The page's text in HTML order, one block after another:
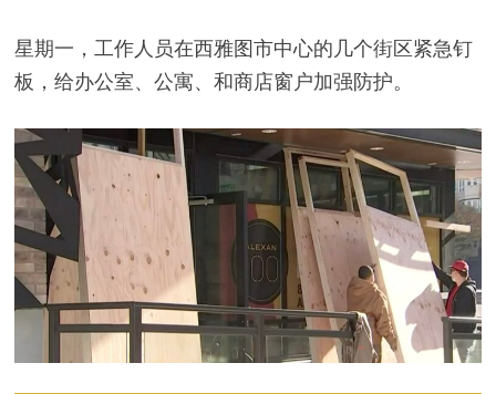
星期一，工作人员在西雅图市中心的几个街区紧急钉
板，给办公室、公寓、和商店窗户加强防护。